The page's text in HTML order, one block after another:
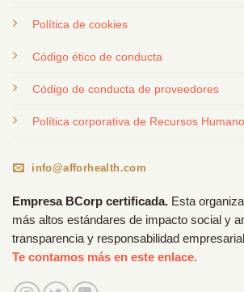
Política de cookies
Código ético de conducta
Código de conducta de proveedores
Política corporativa de Recursos
info@afforhealth.com
Empresa BCorp certificada. Esta
más altos estándares de impacto social y
transparencia y responsabilidad
Te contamos más en este enlace.